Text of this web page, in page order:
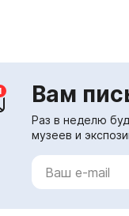
Вам
Раз в неделю
музеев и